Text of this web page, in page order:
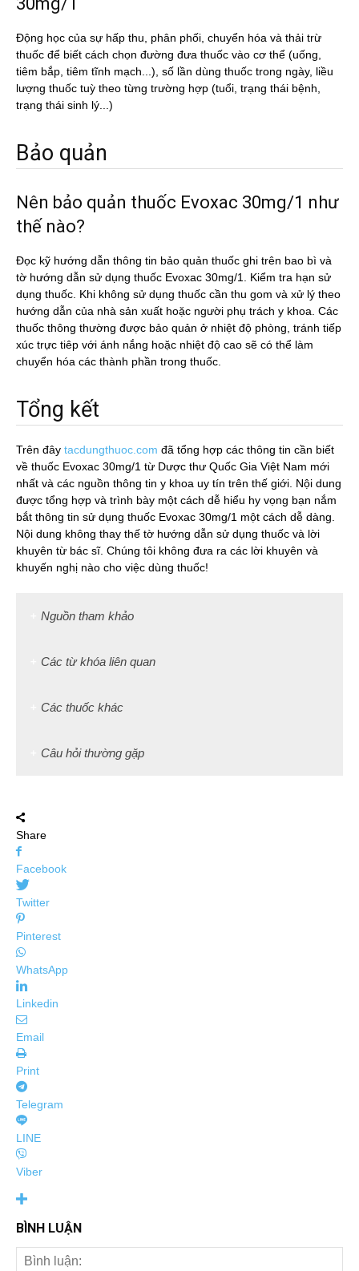
Động học của sự hấp thu, phân phối, chuyển hóa và thải trừ
thuốc để biết cách chọn đường đưa thuốc vào cơ thể (uống,
tiêm bắp, tiêm tĩnh mạch...), số lần dùng thuốc trong ngày, liều
lượng thuốc tuỳ theo từng trường hợp (tuổi, trạng thái bệnh,
trạng thái sinh lý...)
Bảo quản
Nên bảo quản thuốc Evoxac 30mg/1 như
thế nào?
Đọc kỹ hướng dẫn thông tin bảo quản thuốc ghi trên bao bì và
tờ hướng dẫn sử dụng thuốc Evoxac 30mg/1. Kiểm tra hạn sử
dụng thuốc. Khi không sử dụng thuốc cần thu gom và xử lý theo
hướng dẫn của nhà sản xuất hoặc người phụ trách y khoa. Các
thuốc thông thường được bảo quản ở nhiệt độ phòng, tránh tiếp
xúc trực tiêp với ánh nắng hoặc nhiệt độ cao sẽ có thể làm
chuyển hóa các thành phần trong thuốc.
Tổng kết
Trên đây tacdungthuoc.com đã tổng hợp các thông tin cần biết
về thuốc Evoxac 30mg/1 từ Dược thư Quốc Gia Việt Nam mới
nhất và các nguồn thông tin y khoa uy tín trên thế giới. Nội dung
được tổng hợp và trình bày một cách dễ hiểu hy vọng bạn nắm
bắt thông tin sử dụng thuốc Evoxac 30mg/1 một cách dễ dàng.
Nội dung không thay thế tờ hướng dẫn sử dụng thuốc và lời
khuyên từ bác sĩ. Chúng tôi không đưa ra các lời khuyên và
khuyến nghị nào cho việc dùng thuốc!
Nguồn tham khảo
Các từ khóa liên quan
Các thuốc khác
Câu hỏi thường gặp
Share
Facebook
Twitter
Pinterest
WhatsApp
Linkedin
Email
Print
Telegram
LINE
Viber
BÌNH LUẬN